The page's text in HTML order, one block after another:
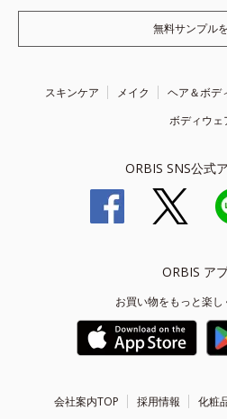
無料サンプル
スキンケア メイク ヘア＆ボデ
ボディウェ
ORBIS SNS公式
ORBIS ア
お買い物をもっと楽し
会社案内TOP 採用情報 化粧